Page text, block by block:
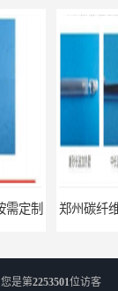
您是第2253501位访客